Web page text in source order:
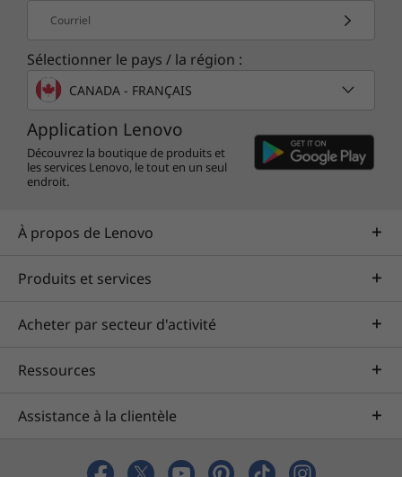
Les spécifications peuvent varier selon la région ou le modèle.
Courriel
Sélectionner le pays / la région :
CANADA - FRANÇAIS
Application Lenovo
Découvrez la boutique de produits et
les services Lenovo, le tout en un seul
endroit.
À propos de Lenovo
Produits et services
Acheter par secteur d'activité
Ressources
Assistance à la clientèle